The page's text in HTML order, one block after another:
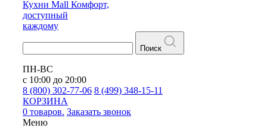
Кухни Mall Комфорт,
доступный
каждому
Поиск
ПН-ВС
с 10:00 до 20:00
8 (800) 302-77-06 8 (499) 348-15-11
КОРЗИНА
0 товаров. Заказать звонок
Меню